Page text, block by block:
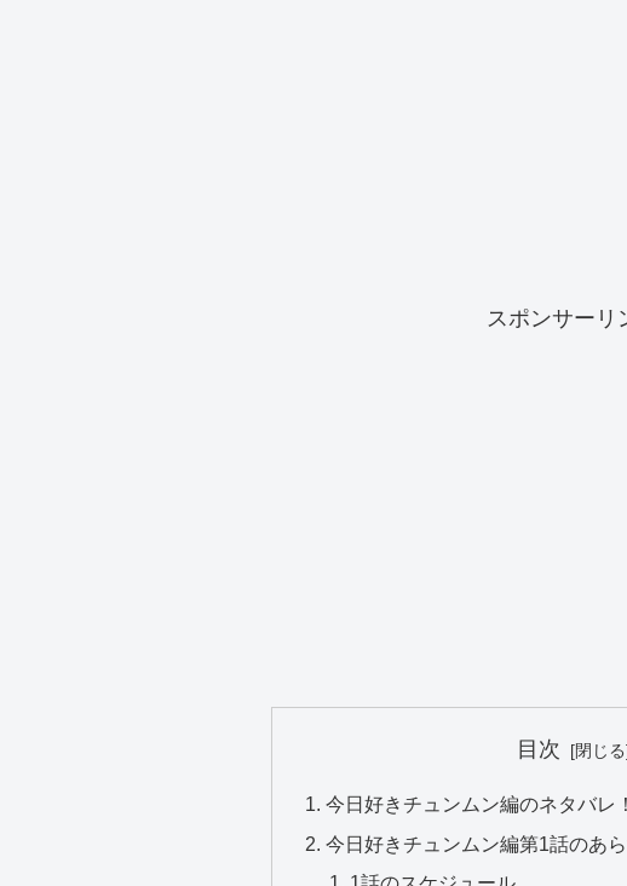
スポンサーリ
目次
今日好きチュンムン編のネタバレ！
今日好きチュンムン編第1話のあ